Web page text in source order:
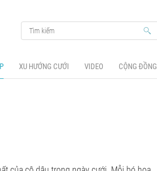
XU HƯỚNG CƯỚI VIDEO CỘNG ĐỒNG